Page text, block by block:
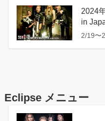
2024
in
2/19〜
Eclipse メニュー